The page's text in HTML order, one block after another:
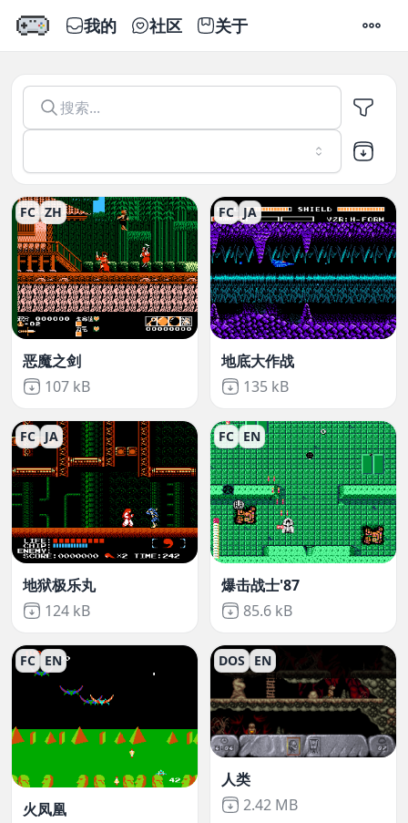
我的 社区 关于 设置
Emu666-在线玩模拟器游戏
FC ZH
恶魔之剑
Not downloaded
107 kB
FC JA
地底大作战
Not downloaded
135 kB
FC JA
地狱极乐丸
Not downloaded
124 kB
FC EN
爆击战士'87
Not downloaded
85.6 kB
FC EN
火凤凰
DOS EN
人类
Not downloaded
2.42 MB